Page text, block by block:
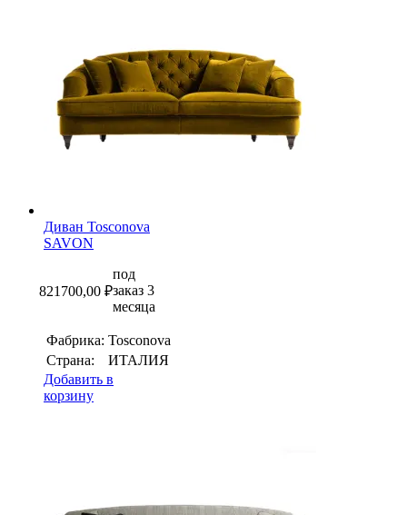
Диван Tosconova
SAVON
821700,00 ₽
под
заказ 3
месяца
Фабрика: Tosconova
Страна:
ИТАЛИЯ
Добавить в
корзину